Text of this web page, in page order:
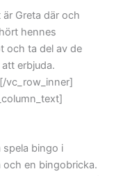
Greta där och
hennes
och ta del av de
erbjuda.
vc_row_inner]
spela bingo i
och en bingobricka.